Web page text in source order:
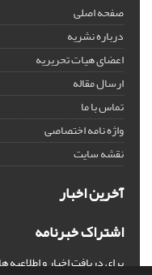
صفحه اصلی
درباره نشریه
اعضای هیات تحریریه
ارسال مقاله
تماس با ما
واژه نامه اختصاصی
نقشه سایت
آخرین اخبار
اشتراک خبرنامه
برای دریافت اخبار و